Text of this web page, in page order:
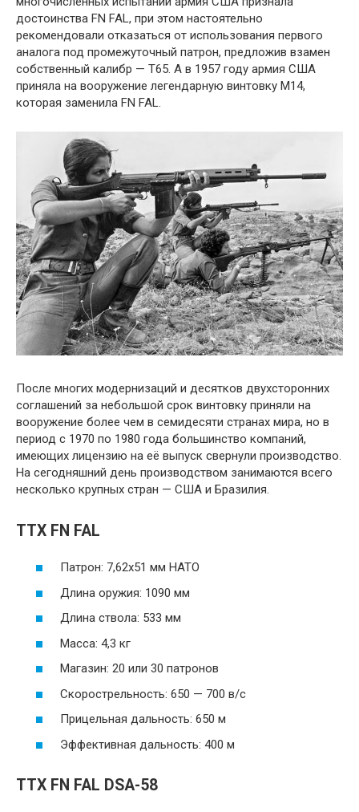
достоинства FN FAL, при этом настоятельно
рекомендовали отказаться от использования первого
аналога под промежуточный патрон, предложив взамен
собственный калибр — T65. А в 1957 году армия США
приняла на вооружение легендарную винтовку M14,
которая заменила FN FAL.
После многих модернизаций и десятков двухсторонних
соглашений за небольшой срок винтовку приняли на
вооружение более чем в семидесяти странах мира, но в
период с 1970 по 1980 года большинство компаний,
имеющих лицензию на её выпуск свернули производство.
На сегодняшний день производством занимаются всего
несколько крупных стран — США и Бразилия.
TTX FN FAL
Патрон: 7,62х51 мм НАТО
Длина оружия: 1090 мм
Длина ствола: 533 мм
Масса: 4,3 кг
Магазин: 20 или 30 патронов
Скорострельность: 650 — 700 в/с
Прицельная дальность: 650 м
Эффективная дальность: 400 м
ТТХ FN FAL DSA-58